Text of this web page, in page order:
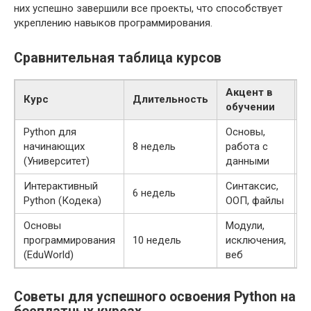
них успешно завершили все проекты, что способствует
укреплению навыков программирования.
Сравнительная таблица курсов
Курс Длительность
Акцент в
обучении
Python для
начинающих
(Университет)
8 недель
Основы,
работа с
данными
Интерактивный
Python (Кодека)
6 недель
Синтаксис,
ООП, файлы
Основы
программирования
(EduWorld)
10 недель
Модули,
исключения,
веб
Советы для успешного освоения Python на